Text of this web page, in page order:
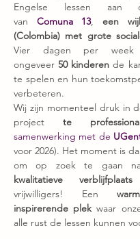
Engelse lessen aan
van Comuna 13, een
(Colombia) met grote
Vier dagen per week
ongeveer 50 kinderen de
te spelen en hun
verbeteren.
Wij zijn momenteel druk in
project te
samenwerking met de
voor 2026). Het moment is
om op zoek te gaan
kwalitatieve verblijfplaats
vrijwilligers!
Een
inspirerende plek waar
alle rust de lessen kunnen